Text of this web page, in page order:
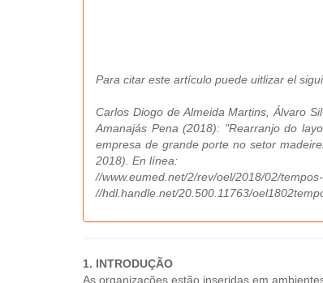
Para citar este artículo puede uitlizar el
Carlos Diogo de Almeida Martins, Álvaro
Amanajás Pena (2018): "Rearranjo do
empresa de grande porte no setor
2018). En línea:
//www.eumed.net/2/rev/oel/2018/02/
//hdl.handle.net/20.500.11763/
1. INTRODUÇÃO
As organizações estão inseridas em